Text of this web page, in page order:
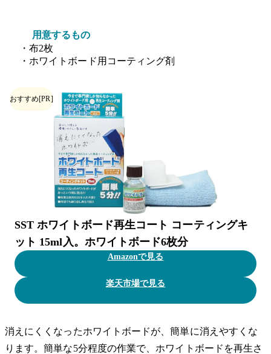
用意するもの
・布2枚
・ホワイトボード用コーティング剤
おすすめ[PR]
SST ホワイトボード再生コート コーティングキ
ット 15ml入。ホワイトボード6枚分
Amazonで見る
楽天市場で見る
消えにくくなったホワイトボードが、簡単に消えやすくな
ります。簡単な5分程度の作業で、ホワイトボードを再生さ